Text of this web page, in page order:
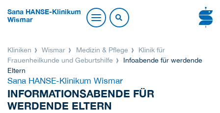
Sana HANSE-Klinikum
Wismar
Kliniken Wismar Medizin & Pflege
Klinik für
Frauenheilkunde und Geburtshilfe
Infoabende für werdende
Eltern
Sana HANSE-Klinikum Wismar
INFORMATIONSABENDE FÜR
WERDENDE ELTERN